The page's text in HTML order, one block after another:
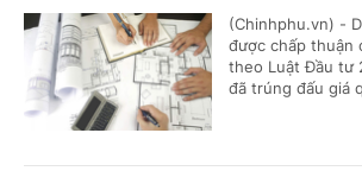
(Chinhphu.vn) -
được chấp thuận
theo Luật Đầu tư
đã trúng đấu giá